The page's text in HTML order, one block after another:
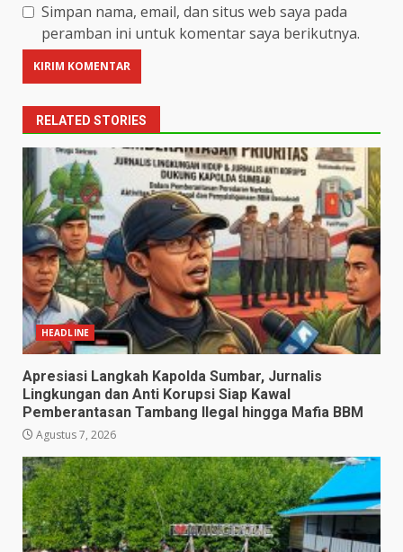
Simpan nama, email, dan situs web saya pada
peramban ini untuk komentar saya berikutnya.
RELATED STORIES
HEADLINE
Apresiasi Langkah Kapolda Sumbar, Jurnalis
Lingkungan dan Anti Korupsi Siap Kawal
Pemberantasan Tambang Ilegal hingga Mafia BBM
Agustus 7, 2026